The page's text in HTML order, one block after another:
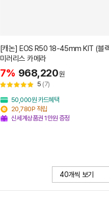
[캐논] EOS R50 18-45mm KIT (블
미러리스 카메라
7% 968,220원
5 (7)
50,000원 카드혜택
20,780P 적립
신세계상품권 1만원 증정